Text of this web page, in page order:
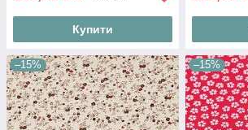
Купити
–15% –15%